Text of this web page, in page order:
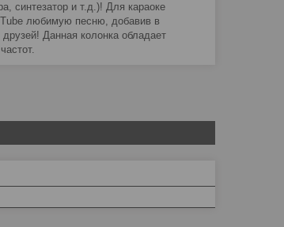
синтезатор и т.д.)! Для караоке
любимую песню, добавив в
Данная колонка обладает